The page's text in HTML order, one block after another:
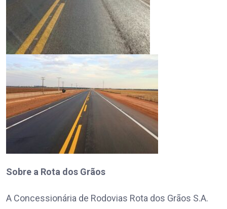
Sobre a Rota dos Grãos
A Concessionária de Rodovias Rota dos Grãos S.A.